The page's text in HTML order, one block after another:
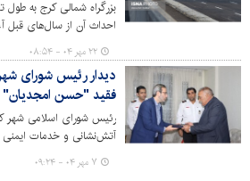
احداث آن از سال‌های قبل
و مهندسی بومی و ایرانی
آبادانی در البرز و کشور
درآمدی به شمار می‌رود.
۲۲ مهر ۰۴ - ۰۸:۵۴
دیدار رئیس شورای
فقید "حسن امجدیان"
رئیس شورای اسلامی شهر
آتش‌نشانی و خدمات ایمنی
مهرماه روز ملی آتش‌نشانی
آتش‌نشان فقید مرحوم
۷ مهر ۰۴ - ۰۹:۲۴